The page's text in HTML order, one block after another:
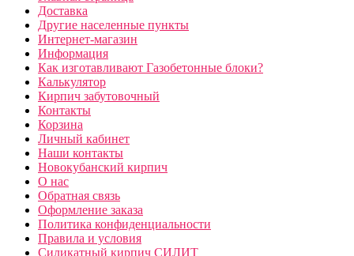
Доставка
Другие населенные пункты
Интернет-магазин
Информация
Как изготавливают Газобетонные блоки?
Калькулятор
Кирпич забутовочный
Контакты
Корзина
Личный кабинет
Наши контакты
Новокубанский кирпич
О нас
Обратная связь
Оформление заказа
Политика конфиденциальности
Правила и условия
Силикатный кирпич СИЛИТ